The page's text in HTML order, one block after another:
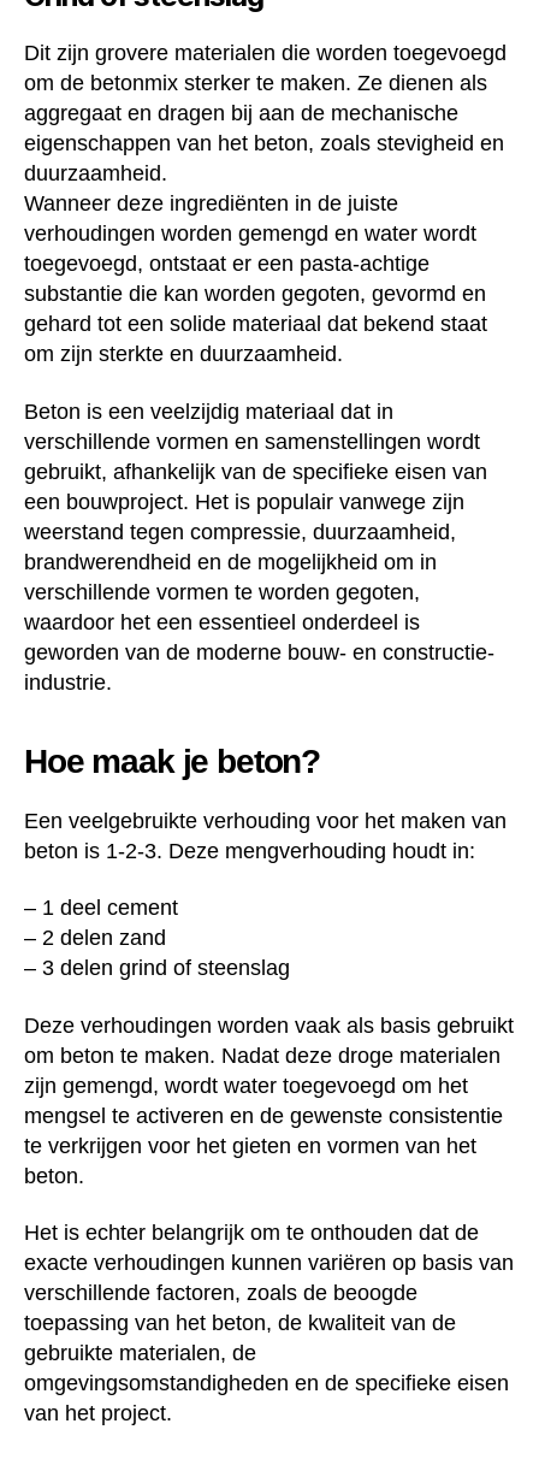
Dit zijn grovere materialen die worden toegevoegd
om de betonmix sterker te maken. Ze dienen als
aggregaat en dragen bij aan de mechanische
eigenschappen van het beton, zoals stevigheid en
duurzaamheid.
Wanneer deze ingrediënten in de juiste
verhoudingen worden gemengd en water wordt
toegevoegd, ontstaat er een pasta-achtige
substantie die kan worden gegoten, gevormd en
gehard tot een solide materiaal dat bekend staat
om zijn sterkte en duurzaamheid.
Beton is een veelzijdig materiaal dat in
verschillende vormen en samenstellingen wordt
gebruikt, afhankelijk van de specifieke eisen van
een bouwproject. Het is populair vanwege zijn
weerstand tegen compressie, duurzaamheid,
brandwerendheid en de mogelijkheid om in
verschillende vormen te worden gegoten,
waardoor het een essentieel onderdeel is
geworden van de moderne bouw- en constructie-
industrie.
Hoe maak je beton?
Een veelgebruikte verhouding voor het maken van
beton is 1-2-3. Deze mengverhouding houdt in:
– 1 deel cement
– 2 delen zand
– 3 delen grind of steenslag
Deze verhoudingen worden vaak als basis gebruikt
om beton te maken. Nadat deze droge materialen
zijn gemengd, wordt water toegevoegd om het
mengsel te activeren en de gewenste consistentie
te verkrijgen voor het gieten en vormen van het
beton.
Het is echter belangrijk om te onthouden dat de
exacte verhoudingen kunnen variëren op basis van
verschillende factoren, zoals de beoogde
toepassing van het beton, de kwaliteit van de
gebruikte materialen, de
omgevingsomstandigheden en de specifieke eisen
van het project.